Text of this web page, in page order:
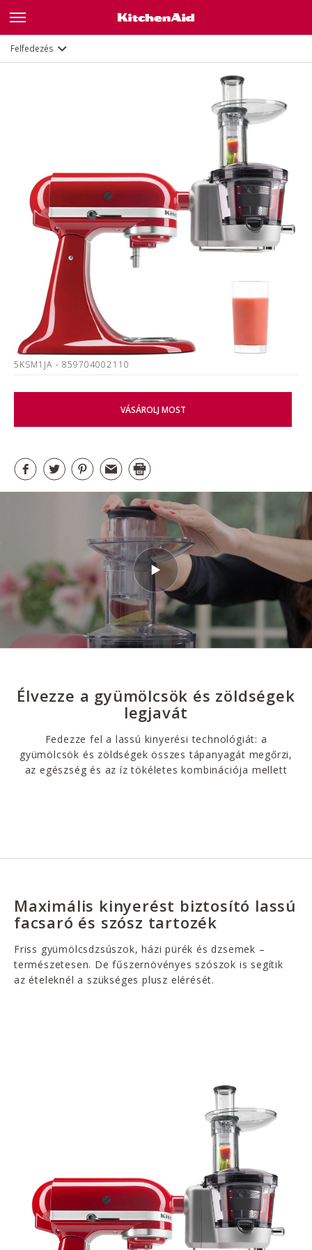
Felfedezés Leírás
5KSM1JA - 859704002110
VÁSÁROLJ MOST
Élvezze a gyümölcsök és zöldségek
legjavát
Fedezze fel a lassú kinyerési technológiát: a
gyümölcsök és zöldségek összes tápanyagát megőrzi,
az egészség és az íz tökéletes kombinációja mellett
Maximális kinyerést biztosító lassú
facsaró és szósz tartozék
Friss gyümölcsdzsúszok, házi pürék és dzsemek –
természetesen. De fűszernövényes szószok is segítik
az ételeknél a szükséges plusz elérését.